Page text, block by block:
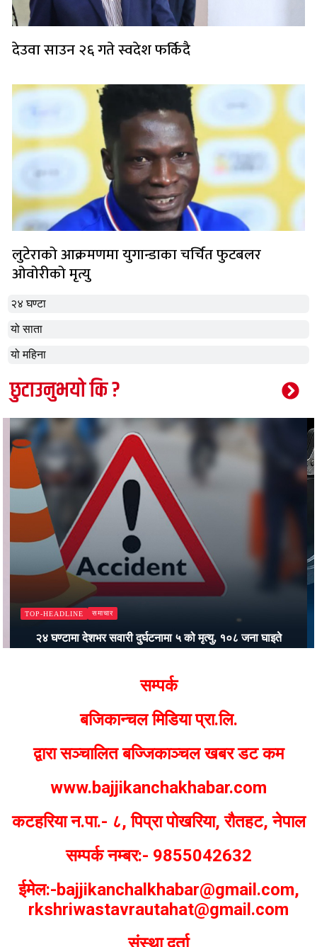
२४ घण्टा
यो साता
यो महिना
देउवा साउन २६ गते स्वदेश फर्किदै
लुटेराको आक्रमणमा युगान्डाका चर्चित फुटबलर
ओवोरीको मृत्यु
छुटाउनुभयो कि ?
TOP-HEADLINE समाचार
२४ घण्टामा देशभर सवारी दुर्घटनामा ५ को मृत्यु, १०८ जना घाइते
सम्पर्क
बजिकान्चल मिडिया प्रा.लि.
द्वारा सञ्चालित बज्जिकाञ्चल खबर डट कम
www.bajjikanchakhabar.com
कटहरिया न.पा.- ८, पिप्रा पोखरिया, रौतहट, नेपाल
सम्पर्क नम्बर:- 9855042632
ईमेल:-bajjikanchalkhabar@gmail.com,
rkshriwastavrautahat@gmail.com